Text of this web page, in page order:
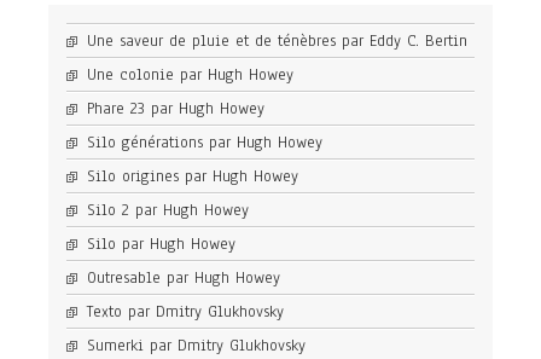
Une saveur de pluie et de ténèbres par Eddy C. Bertin
Une colonie par Hugh Howey
Phare 23 par Hugh Howey
Silo générations par Hugh Howey
Silo origines par Hugh Howey
Silo 2 par Hugh Howey
Silo par Hugh Howey
Outresable par Hugh Howey
Texto par Dmitry Glukhovsky
Sumerki par Dmitry Glukhovsky